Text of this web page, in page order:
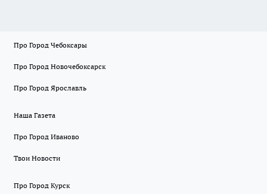
Про Город Чебоксары
Про Город Новочебоксарск
Про Город Ярославль
Наша Газета
Про Город Иваново
Твои Новости
Про Город Курск